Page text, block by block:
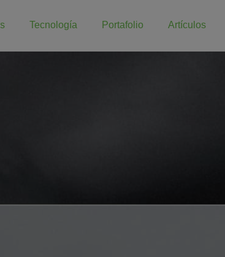
Tecnología Portafolio Artículos